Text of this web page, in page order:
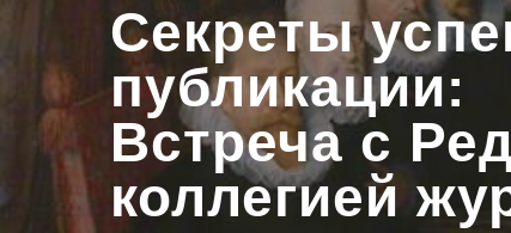
Секреты
публикации:
Встреча с
коллегией